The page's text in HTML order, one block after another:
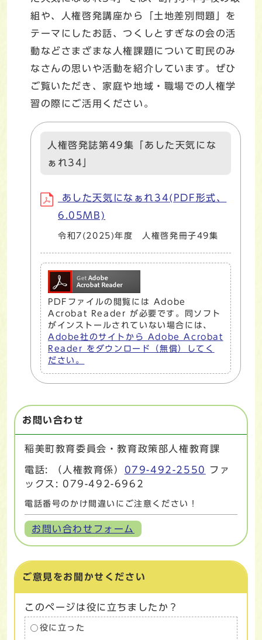
組や、人権啓発講座から「土地差別問題」を
テーマにしたお話、つくしとすぎなの会の活
動などさまざまな人権課題について町民のみ
なさんの思いや活動を紹介しています。ぜひ
ご覧いただき、家庭や地域・職場での人権学
習の際にご活用ください。
人権啓発誌第49集「あした天気にな
ぁれ34」
あした天気になぁれ34(PDF形式、
6.05MB)
令和7(2025)年度 人権啓発冊子49集
PDFファイルの閲覧には Adobe
Acrobat Reader が必要です。同ソフト
がインストールされていない場合には、
Adobe社のサイトから Adobe Acrobat
Reader をダウンロード（無償）してく
ださい。
お問い合わせ
稲美町教育委員会・教育政策部人権教育課
電話: （人権教育係） 079-492-2550
ファ
ックス: 079-492-6962
電話番号のかけ間違いにご注意ください！
お問い合わせフォーム
ご意見をお聞かせください
このページは役に立ちましたか？
役に立った